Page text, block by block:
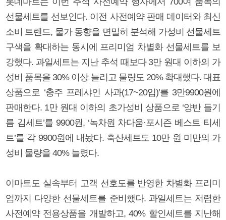
선물세트를 선보인다. 이전 사전예약 판매 데이터와 최신
소비 트렌드, 물가 동향을 면밀히 분석해 가성비 선물세트
구색을 확대하는 동시에 프리미엄 차별화 선물세트를 보
강했다. 과일세트는 지난 추석 때보다 3만 원대 이하의 가
성비 품목을 30% 이상 늘리고 물량도 20% 확대했다. 대표
상품으로 ‘충주 프레샤인 사과(17~20입)’를 3만9900원에
판매한다. 1만 원대 이하의 초가성비 상품으로 ‘양반 들기
름 김세트’를 9900원, ‘녹차원 차다움·포시즌 베스트 티세
트’를 각 9900원에 내놨다. 축산세트도 10만 원 미만의 가
성비 물량을 40% 늘렸다.
이마트도 실속부터 고객 선호도를 반영한 차별화 프리미
엄까지 다양한 선물세트를 준비했다. 과일세트는 저렴한
사전예약 전용상품을 개발하고, 40% 할인세트를 지난해